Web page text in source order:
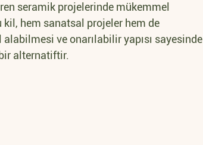
seramik projelerinde mükemmel
hem sanatsal projeler hem de
ve onarılabilir yapısı sayesinde
alternatiftir.